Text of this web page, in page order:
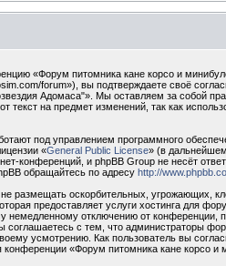
«Форум питомника кане корсо и
forum»), вы подтверждаете своё
Адомаса"». Мы оставляем за собой
текст на предмет изменений, так как
под управлением программного
«General Public License» (в
конференций, и phpBB Group не несёт
обращайтесь по адресу http://
размещать оскорбительных, угрожающих,
предоставляет услуги хостинга для
немедленному отключению от конференции,
соглашаетесь с тем, что администраторы
усмотрению. Как пользователь вы
конференции «Форум питомника кане корсо и